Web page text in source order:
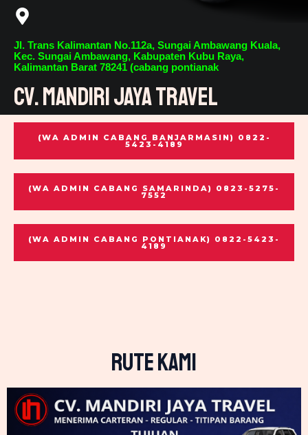
Jl. Trans Kalimantan No.112a, Sungai Ambawang Kuala,
Kec. Sungai Ambawang, Kabupaten Kubu Raya,
Kalimantan Barat 78241 (cabang pontianak
CV. Mandiri Jaya Travel
(WA ADMIN CABANG BANJARMASIN) 0822-
5423-4189
(WA ADMIN CABANG SAMARINDA) 0823-5275-
7552
(WA ADMIN CABANG PONTIANAK) 0822-5423-
4189
RUTE KAMI